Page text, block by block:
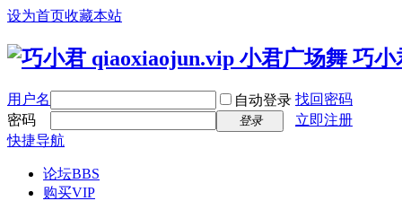
设为首页收藏本站
用户名 自动登录 找回密码
密码
登录
立即注册
快捷导航
论坛BBS
购买VIP